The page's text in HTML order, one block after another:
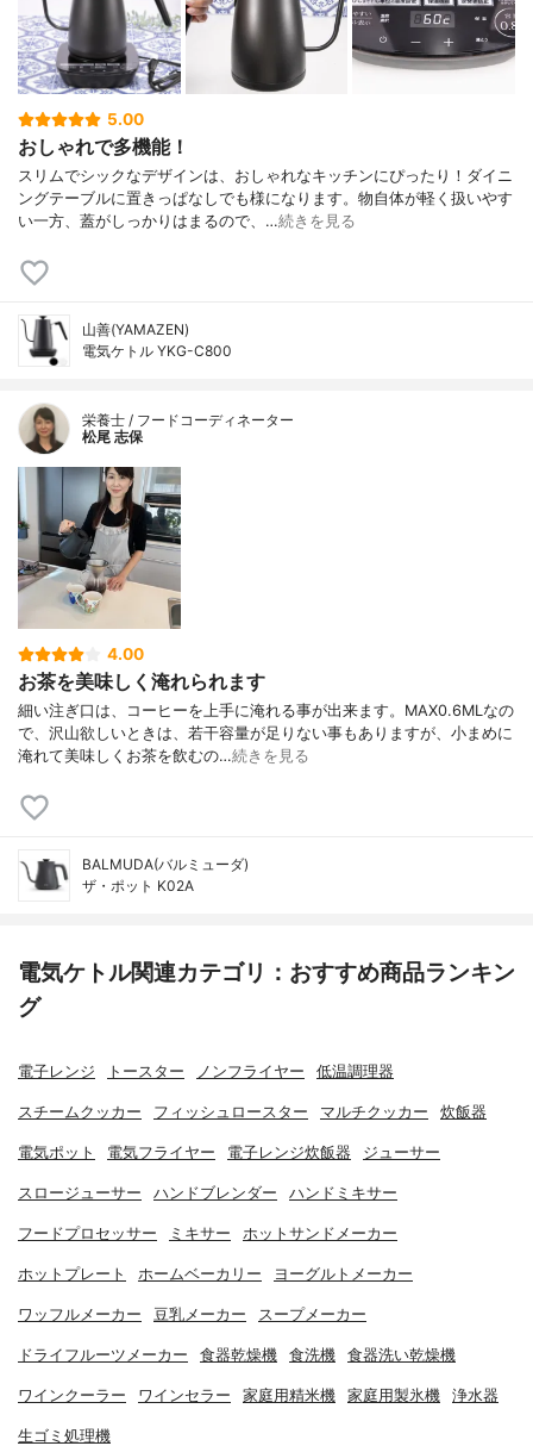
5.00
おしゃれで多機能！
スリムでシックなデザインは、おしゃれなキッチンにぴったり！ダイニ
ングテーブルに置きっぱなしでも様になります。物自体が軽く扱いやす
い一方、蓋がしっかりはまるので、…続きを見る
山善(YAMAZEN)
電気ケトル YKG-C800
栄養士 / フードコーディネーター
松尾 志保
4.00
お茶を美味しく淹れられます
細い注ぎ口は、コーヒーを上手に淹れる事が出来ます。MAX0.6MLなの
で、沢山欲しいときは、若干容量が足りない事もありますが、小まめに
淹れて美味しくお茶を飲むの…続きを見る
BALMUDA(バルミューダ)
ザ・ポット K02A
電気ケトル関連カテゴリ：おすすめ商品ランキン
グ
電子レンジ トースター ノンフライヤー 低温調理器
スチームクッカー フィッシュロースター マルチクッカー 炊飯器
電気ポット 電気フライヤー 電子レンジ炊飯器 ジューサー
スロージューサー ハンドブレンダー ハンドミキサー
フードプロセッサー ミキサー ホットサンドメーカー
ホットプレート ホームベーカリー ヨーグルトメーカー
ワッフルメーカー 豆乳メーカー スープメーカー
ドライフルーツメーカー 食器乾燥機 食洗機 食器洗い乾燥機
ワインクーラー ワインセラー 家庭用精米機 家庭用製氷機 浄水器
生ゴミ処理機